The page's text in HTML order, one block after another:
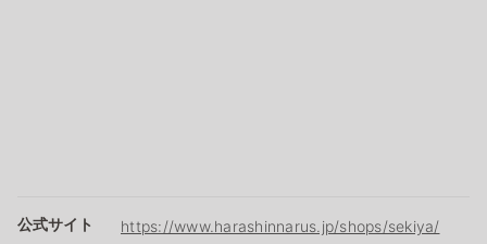
公式サイト https://www.harashinnarus.jp/shops/sekiya/